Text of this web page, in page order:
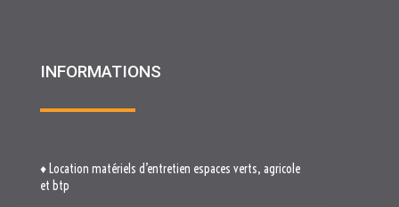
♦ Partenariats
♦ Recrutement
♦ Materiels BTP , Recyclage Environnement MEDIMAT